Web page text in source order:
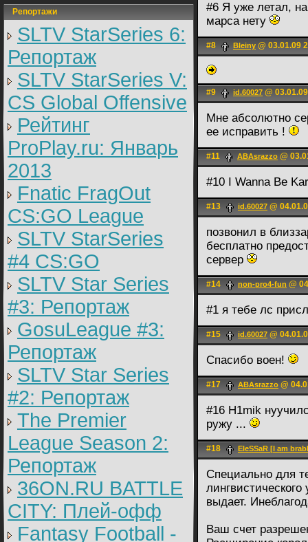
Репортажи
SLTV StarSeries 6:
Репортаж
SLTV StarSeries V:
CS Global Offensive
Рейтинг
ProPlay.ru: Январь
2013
Fnatic FragOut
CS:GO League
SLTV StarSeries
#4 CS:GO
SLTV Star Series
#3: Репортаж
GosuLeague #3:
Репортаж
SLTV Star Series
#2: Репортаж
The Premier
League Season 2:
Репортаж
36ON.RU BATTLE
CITY: Плей-офф
Fantasy Football -
#6 Я уже летал,
марса нету
#8 Bleiny @ 03.01.09
#9 id.60027 @
Мне абсолютно
ее исправить !
#11 ABAsrazzo @
#10 I Wanna Be
#13 id.60027 @
позвонил в
бесплатно
сервер
#14 non-pro4-fun @
#1 я тебе лс
#15 id.60027 @
Спасибо воен!
#17 ABAsrazzo @
#16 H1mik
ружу ...
#18 EleSSaR [I am
Специально для
выдает.
Ваш счет